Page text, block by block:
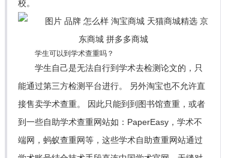
校。
学生可以到学术查重吗？
学生自己是无法自行到学术去检测论文的，只
能通过第三方检测平台进行。 另外淘宝也不允许直
接售卖学术查重。 因此只能到到图书馆查重，或者
到一些自助学术查重网站如：PaperEasy，学术不
端网，蚂蚁查重网等，这些学术自助查重网站通过